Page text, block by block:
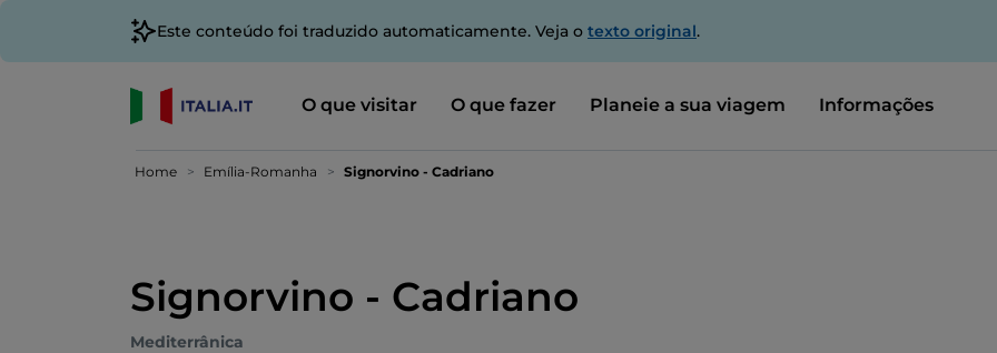
Este conteúdo foi traduzido automaticamente. Veja o texto original.
O que visitar O que fazer Planeie a sua viagem Informações
Home Emília-Romanha Signorvino - Cadriano
Signorvino - Cadriano
Mediterrânica